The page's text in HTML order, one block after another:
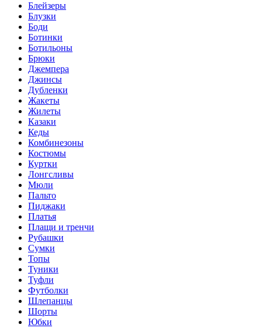
Блейзеры
Блузки
Боди
Ботинки
Ботильоны
Брюки
Джемпера
Джинсы
Дубленки
Жакеты
Жилеты
Казаки
Кеды
Комбинезоны
Костюмы
Куртки
Лонгсливы
Мюли
Пальто
Пиджаки
Платья
Плащи и тренчи
Рубашки
Сумки
Топы
Туники
Туфли
Футболки
Шлепанцы
Шорты
Юбки